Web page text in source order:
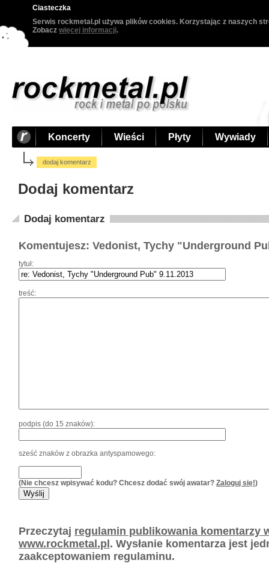
Ciasteczka
Serwis rockmetal.pl używa plików cookies. Korzystając z naszych
Zobacz więcej informacji.
Koncerty Wieści Płyty Wywiady
dodaj komentarz
Dodaj komentarz
Dodaj komentarz
Komentujesz: Vedonist, Tychy "Underground
tytuł:
treść:
podpis (do 15 znaków):
sześć znaków z obrazka antyspamowego:
(Nie chcesz wpisywać kodu? Chcesz dodać swój awatar? Zaloguj się!)
Przeczytaj regulamin publikowania komentarzy
www.rockmetal.pl. Wysłanie komentarza jest
zaakceptowaniem regulaminu.